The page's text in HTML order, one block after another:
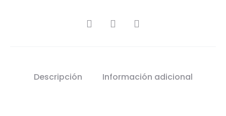
SHARE
Descripción Información adicional